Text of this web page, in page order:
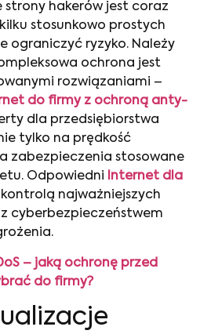
strony hakerów jest coraz
stosunkowo prostych
ograniczyć ryzyko. Należy
ochrona jest
rozwiązaniami –
do firmy z ochroną anty-
dla przedsiębiorstwa
tylko na prędkość
zabezpieczenia stosowane
Odpowiedni Internet dla
kontrolą najważniejszych
cyberbezpieczeństwem
– jaką ochronę przed
do firmy?